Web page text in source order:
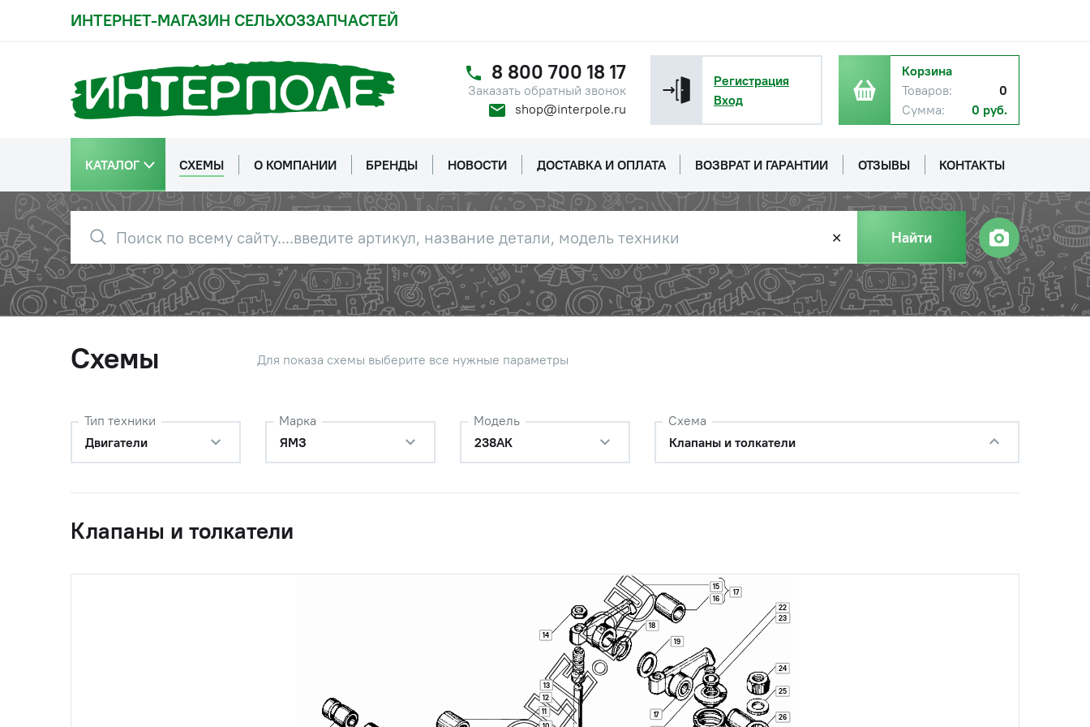
ИНТЕРНЕТ-МАГАЗИН СЕЛЬХОЗЗАПЧАСТЕЙ
8 800 700 18 17
Заказать обратный звонок
shop@interpole.ru
Регистрация
Вход
Корзина
Товаров:
0
Сумма:
0 руб.
КАТАЛОГ СХЕМЫ О КОМПАНИИ БРЕНДЫ НОВОСТИ ДОСТАВКА И ОПЛАТА ВОЗВРАТ И ГАРАНТИИ ОТЗЫВЫ КОНТАКТЫ
✕ Найти
Схемы Для показа схемы выберите все нужные параметры
Тип техники
Двигатели
Марка
ЯМЗ
Модель
238АК
Схема
Клапаны и толкатели
Клапаны и толкатели
11
12
13
14
15
16
17
17
18
19
22
23
24
25
26
Обратитесь к
консультанту
Наличие
Обратитесь к
консультанту
Ось толкателей крайняя
Наличие
Обратитесь к